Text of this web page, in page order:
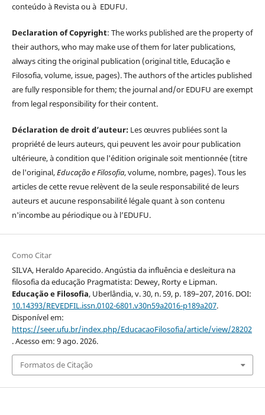
conteúdo à Revista ou à EDUFU.
Declaration of Copyright: The works published are the property of
their authors, who may make use of them for later publications,
always citing the original publication (original title, Educação e
Filosofia, volume, issue, pages). The authors of the articles published
are fully responsible for them; the journal and/or EDUFU are exempt
from legal responsibility for their content.
Déclaration de droit d’auteur: Les œuvres publiées sont la
propriété de leurs auteurs, qui peuvent les avoir pour publication
ultérieure, à condition que l'édition originale soit mentionnée (titre
de l'original,Educação e Filosofia, volume, nombre, pages). Tous les
articles de cette revue relèvent de la seule responsabilité de leurs
auteurs et aucune responsabilité légale quant à son contenu
n'incombe au périodique ou à l’EDUFU.
Como Citar
SILVA, Heraldo Aparecido. Angústia da influência e desleitura na
filosofia da educação Pragmatista: Dewey, Rorty e Lipman.
Educação e Filosofia, Uberlândia, v. 30, n. 59, p. 189–207, 2016. DOI:
10.14393/REVEDFIL.issn.0102-6801.v30n59a2016-p189a207.
Disponível em:
https://seer.ufu.br/index.php/EducacaoFilosofia/article/view/28202
. Acesso em: 9 ago. 2026.
Formatos de Citação